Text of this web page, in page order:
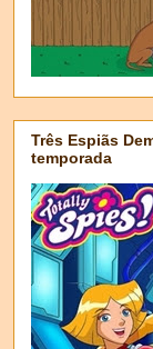
Três Espiãs
temporada